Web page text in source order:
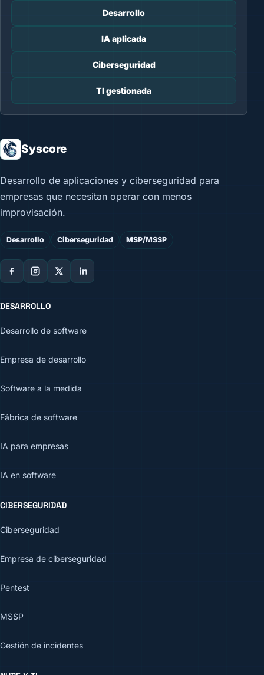
Desarrollo
IA aplicada
Ciberseguridad
TI gestionada
Syscore
Desarrollo de aplicaciones y ciberseguridad para
empresas que necesitan operar con menos
improvisación.
Desarrollo Ciberseguridad MSP/MSSP
DESARROLLO
Desarrollo de software
Empresa de desarrollo
Software a la medida
Fábrica de software
IA para empresas
IA en software
CIBERSEGURIDAD
Ciberseguridad
Empresa de ciberseguridad
Pentest
MSSP
Gestión de incidentes